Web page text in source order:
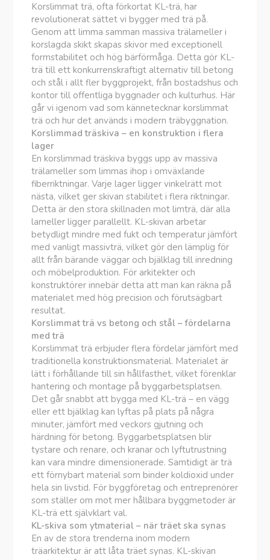
Korslimmat trä, ofta förkortat KL-trä, har
revolutionerat sättet vi bygger med trä på.
Genom att limma samman massiva trälameller i
korslagda skikt skapas skivor med exceptionell
formstabilitet och hög bärförmåga. Detta gör KL-
trä till ett konkurrenskraftigt alternativ till betong
och stål i allt fler byggprojekt, från bostadshus och
kontor till offentliga byggnader och kulturhus. Här
går vi igenom vad som kännetecknar korslimmat
trä och hur det används i modern träbyggnation.
Korslimmad träskiva – en konstruktion i flera
lager
En korslimmad träskiva byggs upp av massiva
trälameller som limmas ihop i omväxlande
fiberriktningar. Varje lager ligger vinkelrätt mot
nästa, vilket ger skivan stabilitet i flera riktningar.
Detta är den stora skillnaden mot limträ, där alla
lameller ligger parallellt. KL-skivan arbetar
betydligt mindre med fukt och temperatur jämfört
med vanligt massivträ, vilket gör den lämplig för
allt från bärande väggar och bjälklag till inredning
och möbelproduktion. För arkitekter och
konstruktörer innebär detta att man kan räkna på
materialet med hög precision och förutsägbart
resultat.
Korslimmat trä vs betong och stål – fördelarna
med trä
Korslimmat trä erbjuder flera fördelar jämfört med
traditionella konstruktionsmaterial. Materialet är
lätt i förhållande till sin hållfasthet, vilket förenklar
hantering och montage på byggarbetsplatsen.
Det går snabbt att bygga med KL-trä – en vägg
eller ett bjälklag kan lyftas på plats på några
minuter, jämfört med veckors gjutning och
härdning för betong. Byggarbetsplatsen blir
tystare och renare, och kranar och lyftutrustning
kan vara mindre dimensionerade. Samtidigt är trä
ett förnybart material som binder koldioxid under
hela sin livstid. För byggföretag och entreprenörer
som ställer om mot mer hållbara byggmetoder är
KL-trä ett självklart val.
KL-skiva som ytmaterial – när träet ska synas
En av de stora trenderna inom modern
träarkitektur är att låta träet synas. KL-skivan